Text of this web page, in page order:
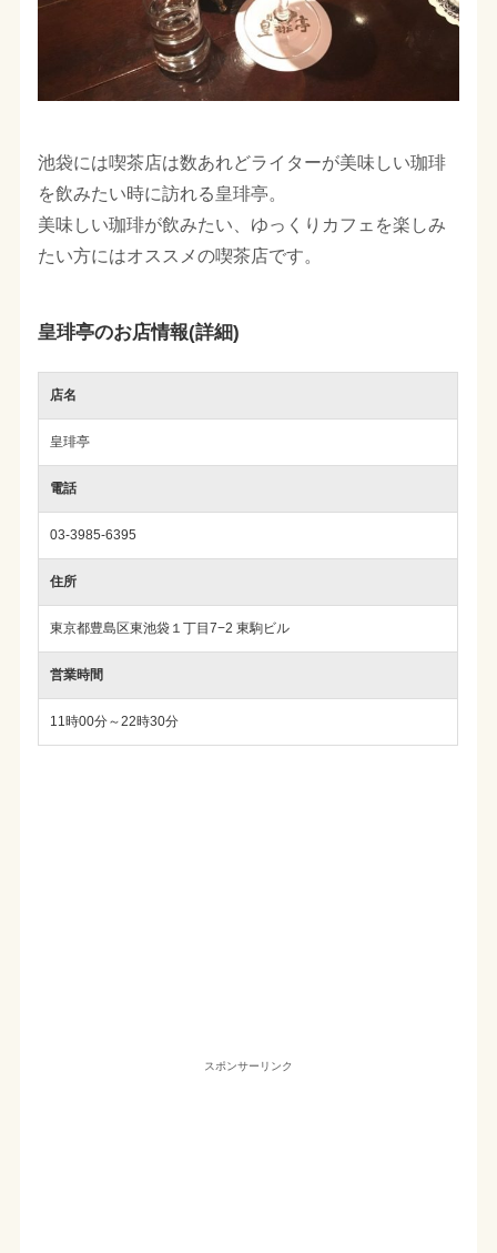
池袋には喫茶店は数あれどライターが美味しい珈琲
を飲みたい時に訪れる皇琲亭。
美味しい珈琲が飲みたい、ゆっくりカフェを楽しみ
たい方にはオススメの喫茶店です。
皇琲亭のお店情報(詳細)
店名
皇琲亭
電話
03-3985-6395
住所
東京都豊島区東池袋１丁目7−2 東駒ビル
営業時間
11時00分～22時30分
スポンサーリンク